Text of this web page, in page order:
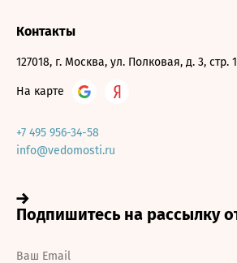
Контакты
127018, г. Москва, ул. Полковая, д. 3, стр. 1
На карте
+7 495 956-34-58
info@vedomosti.ru